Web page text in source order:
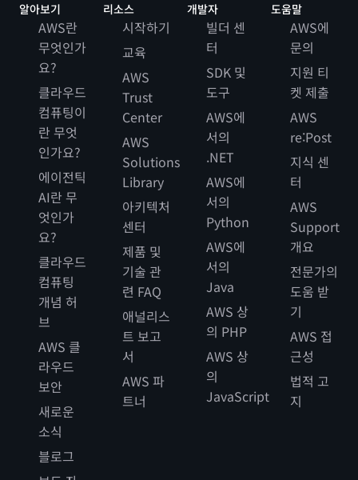
알아보기
AWS란
무엇인가
요?
클라우드
컴퓨팅이
란 무엇
인가요?
에이전틱
AI란 무
엇인가
요?
클라우드
컴퓨팅
개념 허
브
AWS 클
라우드
보안
새로운
소식
블로그
리소스
시작하기
교육
AWS
Trust
Center
AWS
Solutions
Library
아키텍처
센터
제품 및
기술 관
련 FAQ
애널리스
트 보고
서
AWS 파
트너
개발자
빌더 센
터
SDK 및
도구
AWS에
서의
.NET
AWS에
서의
Python
AWS에
서의
Java
AWS 상
의 PHP
AWS 상
의
JavaScript
도움말
AWS에
문의
지원 티
켓 제출
AWS
re:Post
지식 센
터
AWS
Support
개요
전문가의
도움 받
기
AWS 접
근성
법적 고
지